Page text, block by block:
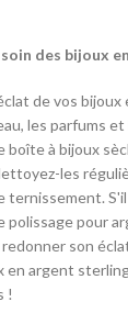
des bijoux
de vos
les parfums
boîte à bijoux
les
ternissement.
polissage pour
son
en argent
!